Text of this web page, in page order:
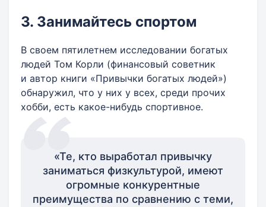
3. Занимайтесь спортом
В своем пятилетнем исследовании богатых
людей Том Корли (финансовый советник
и автор книги «Привычки богатых людей»)
обнаружил, что у них у всех, среди прочих
хобби, есть какое-нибудь спортивное.
«Те, кто выработал привычку
заниматься физкультурой, имеют
огромные конкурентные
преимущества по сравнению с теми,